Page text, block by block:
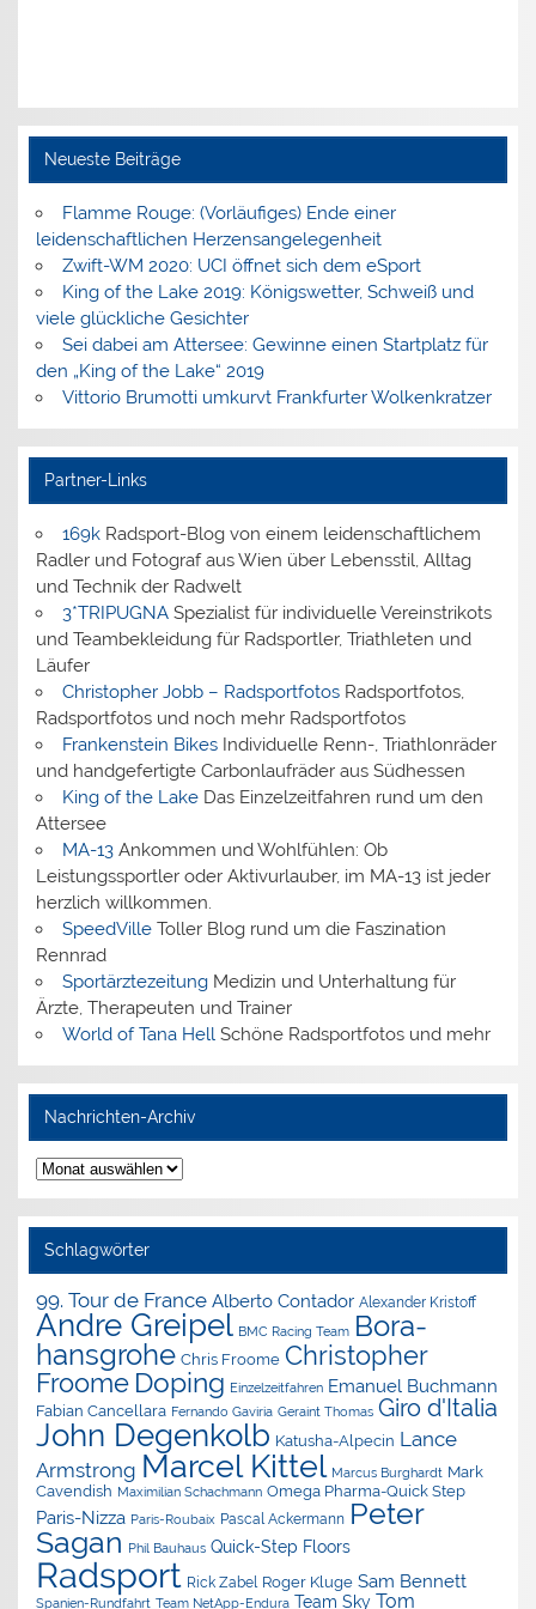
Neueste Beiträge
Flamme Rouge: (Vorläufiges) Ende einer
leidenschaftlichen Herzensangelegenheit
Zwift-WM 2020: UCI öffnet sich dem eSport
King of the Lake 2019: Königswetter, Schweiß und
viele glückliche Gesichter
Sei dabei am Attersee: Gewinne einen Startplatz für
den „King of the Lake“ 2019
Vittorio Brumotti umkurvt Frankfurter Wolkenkratzer
Partner-Links
169kRadsport-Blog von einem leidenschaftlichem
Radler und Fotograf aus Wien über Lebensstil, Alltag
und Technik der Radwelt
3*TRIPUGNASpezialist für individuelle Vereinstrikots
und Teambekleidung für Radsportler, Triathleten und
Läufer
Christopher Jobb – RadsportfotosRadsportfotos,
Radsportfotos und noch mehr Radsportfotos
Frankenstein BikesIndividuelle Renn-, Triathlonräder
und handgefertigte Carbonlaufräder aus Südhessen
King of the LakeDas Einzelzeitfahren rund um den
Attersee
MA-13Ankommen und Wohlfühlen: Ob
Leistungssportler oder Aktivurlauber, im MA-13 ist jeder
herzlich willkommen.
SpeedVilleToller Blog rund um die Faszination
Rennrad
SportärztezeitungMedizin und Unterhaltung für
Ärzte, Therapeuten und Trainer
World of Tana HellSchöne Radsportfotos und mehr
Nachrichten-Archiv
Nachrichten-
Archiv
Schlagwörter
99. Tour de France Alberto Contador Alexander Kristoff
Andre Greipel BMC Racing Team Bora-
hansgrohe Chris Froome Christopher
Froome Doping Einzelzeitfahren Emanuel Buchmann
Fabian Cancellara Fernando Gaviria Geraint Thomas Giro d'Italia
John Degenkolb Katusha-Alpecin Lance
Armstrong Marcel Kittel Marcus Burghardt Mark
Cavendish Maximilian Schachmann Omega Pharma-Quick Step
Paris-Nizza Paris-Roubaix Pascal Ackermann Peter
Sagan Phil Bauhaus Quick-Step Floors
Radsport Rick Zabel Roger Kluge Sam Bennett
Spanien-Rundfahrt Team NetApp-Endura Team Sky Tom